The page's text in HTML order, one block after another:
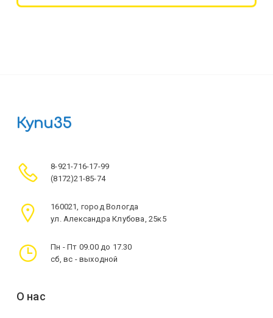
Купи35
8-921-716-17-99
(8172)21-85-74
160021, город Вологда
ул. Александра Клубова, 25к5
Пн - Пт 09.00 до 17.30
сб, вс - выходной
О нас